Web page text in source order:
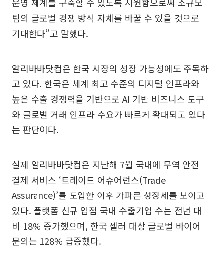
팀의 글로벌 경쟁 방식 자체를 바꿀 수 있을 것으로
기대한다”고 말했다.
알리바바닷컴은 한국 시장의 성장 가능성에도 주목하
고 있다. 한국은 세계 최고 수준의 디지털 인프라와
높은 수출 경쟁력을 기반으로 AI 기반 비즈니스 도구
와 글로벌 거래 인프라 수요가 빠르게 확대되고 있다
는 판단이다.
실제 알리바바닷컴은 지난해 7월 국내에 무역 안전
결제 서비스 ‘트레이드 어슈어런스(Trade
Assurance)’를 도입한 이후 가파른 성장세를 보이고
있다. 플랫폼 신규 입점 국내 수출기업 수는 전년 대
비 18% 증가했으며, 한국 셀러 대상 글로벌 바이어
문의는 128% 급증했다.